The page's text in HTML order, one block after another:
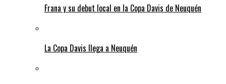
Frana y su debut local en la Copa Davis de Neuquén
La Copa Davis llega a Neuquén